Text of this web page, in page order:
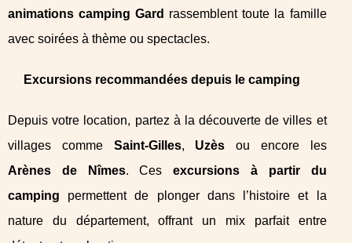
animations camping Gard rassemblent toute la famille
avec soirées à thème ou spectacles.
Excursions recommandées depuis le camping
Depuis votre location, partez à la découverte de villes et
villages comme Saint-Gilles, Uzès ou encore les
Arènes de Nîmes. Cesexcursions à partir du
camping permettent de plonger dans l’histoire et la
nature du département, offrant un mix parfait entre